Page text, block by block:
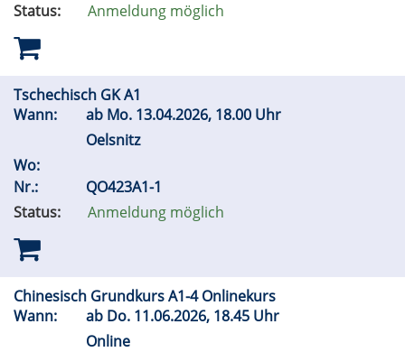
Status:
Anmeldung möglich
Tschechisch GK A1
Wann:
ab Mo. 13.04.2026, 18.00 Uhr
Oelsnitz
Wo:
Nr.:
QO423A1-1
Status:
Anmeldung möglich
Chinesisch Grundkurs A1-4 Onlinekurs
Wann:
ab Do. 11.06.2026, 18.45 Uhr
Online